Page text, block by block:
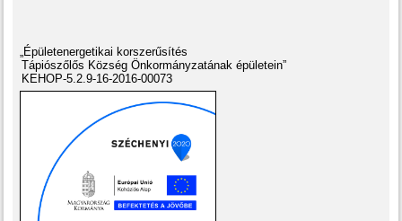
„Épületenergetikai korszerűsítés
Tápiószőlős Község Önkormányzatának épületein”
KEHOP-5.2.9-16-2016-00073